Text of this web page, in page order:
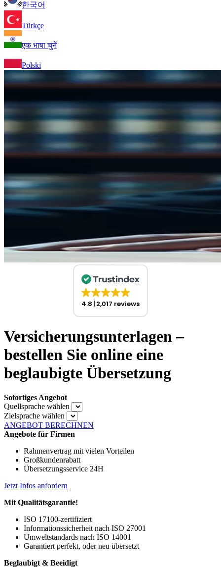
한국어
Türkçe
एक भाषा चुनें
Polski
4.8 2,017 reviews
Versicherungsunterlagen –
bestellen Sie online eine
beglaubigte Übersetzung
Sofortiges Angebot
Quellsprache wählen
Zielsprache wählen
ANGEBOT BERECHNEN
Angebote für Firmen
Rahmenvertrag mit vielen Vorteilen
Großkundenrabatt
Übersetzungsservice 24H
Jetzt Infos anfordern
Mit Qualitätsgarantie!
ISO 17100-zertifiziert
Informationssicherheit nach ISO 27001
Umweltstandards nach ISO 14001
Garantiert perfekt, oder neu übersetzt
Beglaubigt & Beeidigt